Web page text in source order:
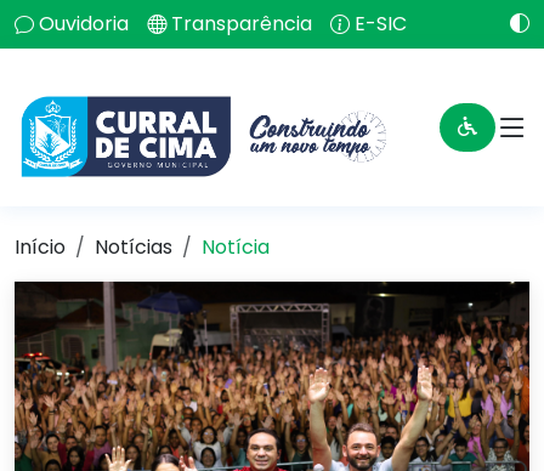
Ouvidoria Transparência E-SIC
Início Notícias Notícia